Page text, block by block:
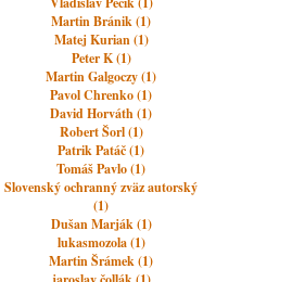
Martin Bránik (1)
Matej Kurian (1)
Peter K (1)
Martin Galgoczy (1)
Pavol Chrenko (1)
David Horváth (1)
Robert Šorl (1)
Patrik Patáč (1)
Tomáš Pavlo (1)
Slovenský ochranný zväz autorský
(1)
Dušan Marják (1)
lukasmozola (1)
Martin Šrámek (1)